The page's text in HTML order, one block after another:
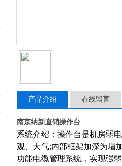
产品介绍 在线留言
南京纳新直销操作台
系统介绍：操作台是机房弱
观、大气;内部框架加深为增
功能电缆管理系统，实现强